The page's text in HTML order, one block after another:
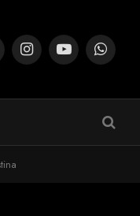
InstagramYouTubeWhatsApp